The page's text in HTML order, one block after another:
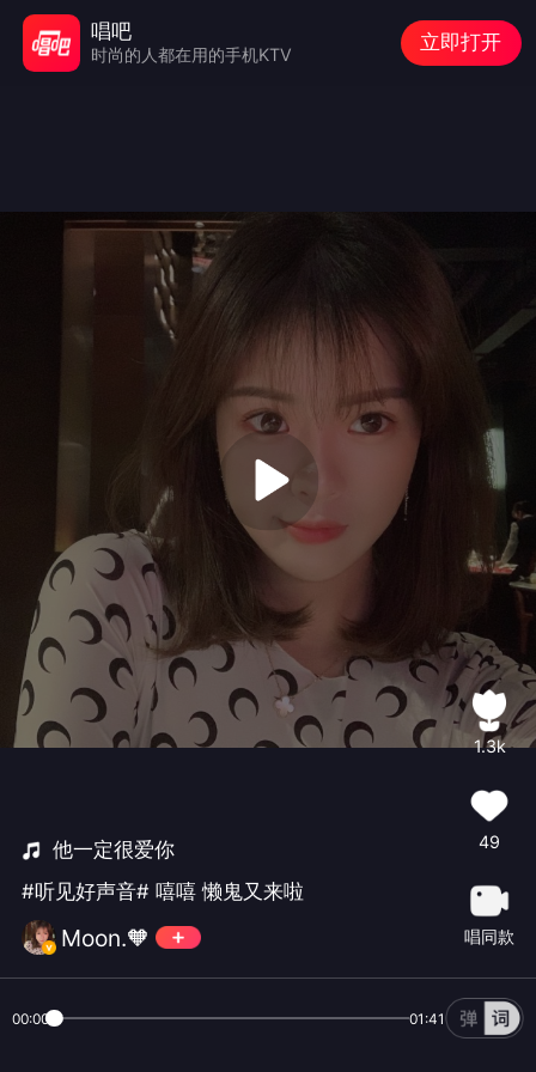
他一定很爱你
#听见好声音# 嘻嘻 懒鬼又来啦
Moon.🧡
1.3k
49
唱同款
00:00 01:41
唱吧
时尚的人都在用的手机KTV
立即打开